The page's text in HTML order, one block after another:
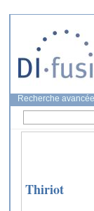
Recherche avancée
Thiriot